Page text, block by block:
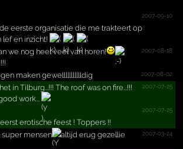
2007-09-10
eerste organisatie die me trakteert op
en inzicht!
2007-08-18
we nog heel veel van horen!
2007-08-02
maken gewellllllllllldig
2007-07-25
in Tilburg...!!! The roof was on fire...!!!
work...
2007-07-25
erotische feest ! Toppers !!
2007-03-24
super mensen
altijd erug gezellie